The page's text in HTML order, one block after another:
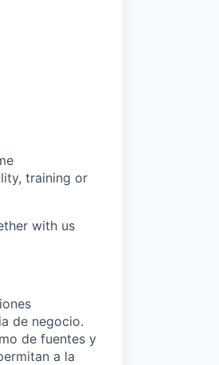
training or
with us
de negocio.
de fuentes y
a la